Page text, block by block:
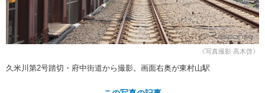
鈑金・塗装
ヘッドライト磨き コーティング
フィルム・ラッピング
小キズ直し 防錆
特集記事
ストップ 不具合修理＆粗悪修理
カーメーカー「旧車」関連プロジェ
クト
コラム
ショップ紹介
《写真撮影 高木啓》
久米川第2号踏切・府中街道から撮影。画面右奥が東村山駅